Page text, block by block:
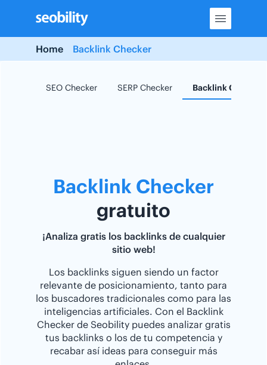
content
Home
Backlink Checker
SEO Checker SERP Checker Backlink Checker
Backlink Checker
gratuito
¡Analiza gratis los backlinks de cualquier
sitio web!
Los backlinks siguen siendo un factor
relevante de posicionamiento, tanto para
los buscadores tradicionales como para las
inteligencias artificiales. Con el Backlink
Checker de Seobility puedes analizar gratis
tus backlinks o los de tu competencia y
recabar así ideas para conseguir más